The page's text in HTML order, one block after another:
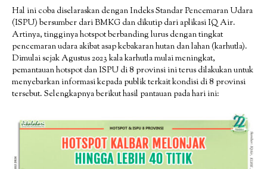
Hal ini coba diselaraskan dengan Indeks Standar Pencemaran Udara
(ISPU) bersumber dari BMKG dan dikutip dari aplikasi IQ Air.
Artinya, tingginya hotspot berbanding lurus dengan tingkat
pencemaran udara akibat asap kebakaran hutan dan lahan (karhutla).
Dimulai sejak Agustus 2023 kala karhutla mulai meningkat,
pemantauan hotspot dan ISPU di 8 provinsi ini terus dilakukan untuk
menyebarkan informasi kepada publik terkait kondisi di 8 provinsi
tersebut. Selengkapnya berikut hasil pantauan pada hari ini: